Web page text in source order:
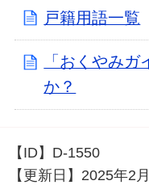
戸籍用語一覧
「おくやみ
か？
【ID】 D-1550
【更新日】 2025年2